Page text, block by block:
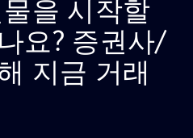
을 시작할
요? 증권사/
지금 거래